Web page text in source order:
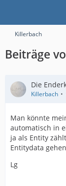
Killerbach
Beiträge
Die
Killerbach
Man könnte
automatisch in
ja als Entity
Entitydata
Lg